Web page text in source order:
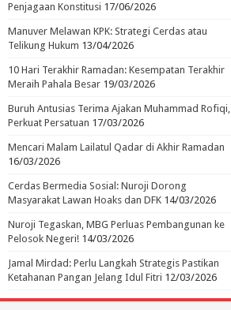
Penjagaan Konstitusi 17/06/2026
Manuver Melawan KPK: Strategi Cerdas atau
Telikung Hukum 13/04/2026
10 Hari Terakhir Ramadan: Kesempatan Terakhir
Meraih Pahala Besar 19/03/2026
Buruh Antusias Terima Ajakan Muhammad Rofiqi,
Perkuat Persatuan 17/03/2026
Mencari Malam Lailatul Qadar di Akhir Ramadan
16/03/2026
Cerdas Bermedia Sosial: Nuroji Dorong
Masyarakat Lawan Hoaks dan DFK 14/03/2026
Nuroji Tegaskan, MBG Perluas Pembangunan ke
Pelosok Negeri! 14/03/2026
Jamal Mirdad: Perlu Langkah Strategis Pastikan
Ketahanan Pangan Jelang Idul Fitri 12/03/2026